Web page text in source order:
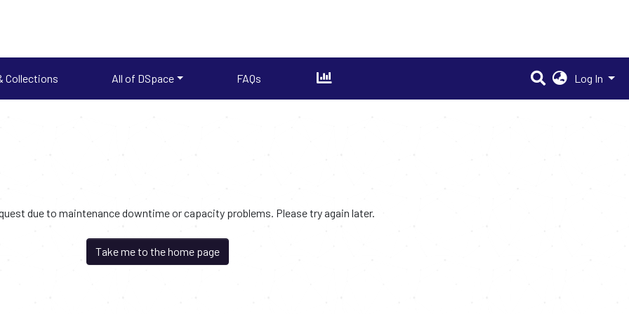
Collections All of DSpace FAQs Log In
due to maintenance downtime or capacity problems. Please try again later.
Take me to the home page